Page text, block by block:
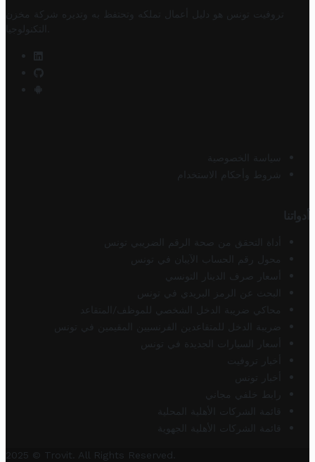
تروفيت تونس هو دليل أعمال تملكه وتحتفظ به وتديره
شركة مخزن
التكنولوجيا
سياسة الخصوصية
شروط وأحكام الاستخدام
أدواتنا
أداة التحقق من صحة الرقم الضريبي تونس
محول رقم الحساب الآيبان في تونس
أسعار صرف الدينار التونسي
البحث عن الرمز البريدي في تونس
محاكي ضريبة الدخل الشخصي للموظف/المتقاعد
ضريبة الدخل للمتقاعدين الفرنسيين المقيمين في تونس
أسعار السيارات الجديدة في تونس
أخبار تروفيت
أخبار تونس
رابط خلفي مجاني
قائمة الشركات الأهلية المحلية
قائمة الشركات الأهلية الجهوية
2025 © Trovit. All Rights Reserved.